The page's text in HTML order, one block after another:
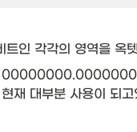
트인 각각의 영역을 옥
재 대부분 사용이 되